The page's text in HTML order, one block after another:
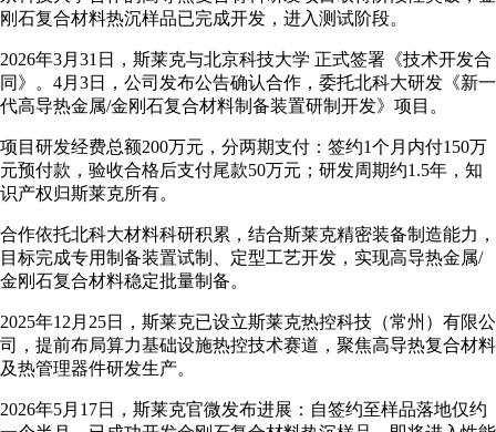
刚石复合材料热沉样品已完成开发，进入测试阶段。
2026年3月31日，斯莱克与北京科技大学 正式签署《技术开发合
同》。4月3日，公司发布公告确认合作，委托北科大研发《新一
代高导热金属/金刚石复合材料制备装置研制开发》项目。
项目研发经费总额200万元，分两期支付：签约1个月内付150万
元预付款，验收合格后支付尾款50万元；研发周期约1.5年，知
识产权归斯莱克所有。
合作依托北科大材料科研积累，结合斯莱克精密装备制造能力，
目标完成专用制备装置试制、定型工艺开发，实现高导热金属/
金刚石复合材料稳定批量制备。
2025年12月25日，斯莱克已设立斯莱克热控科技（常州）有限公
司，提前布局算力基础设施热控技术赛道，聚焦高导热复合材料
及热管理器件研发生产。
2026年5月17日，斯莱克官微发布进展：自签约至样品落地仅约